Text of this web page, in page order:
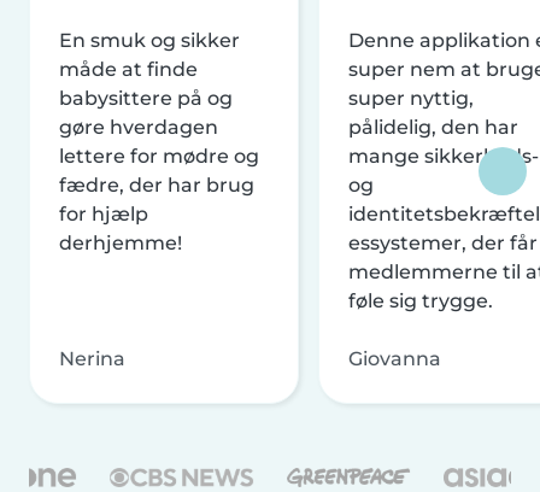
En smuk og sikker
måde at finde
babysittere på og
gøre hverdagen
lettere for mødre og
fædre, der har brug
for hjælp
derhjemme!
Nerina
Denne applikation
super nem at
super nyttig,
pålidelig, den har
mange sikkerheds-
og
essystemer, der får
medlemmerne til
føle sig trygge.
Giovanna